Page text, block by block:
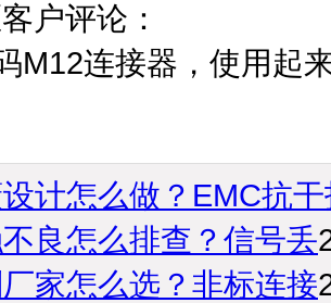
户评论：
M12连接器，使用起
计怎么做？EMC抗
良怎么排查？信号丢
家怎么选？非标连接